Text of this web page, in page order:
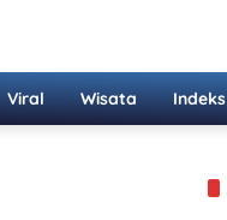
Viral Wisata Indeks